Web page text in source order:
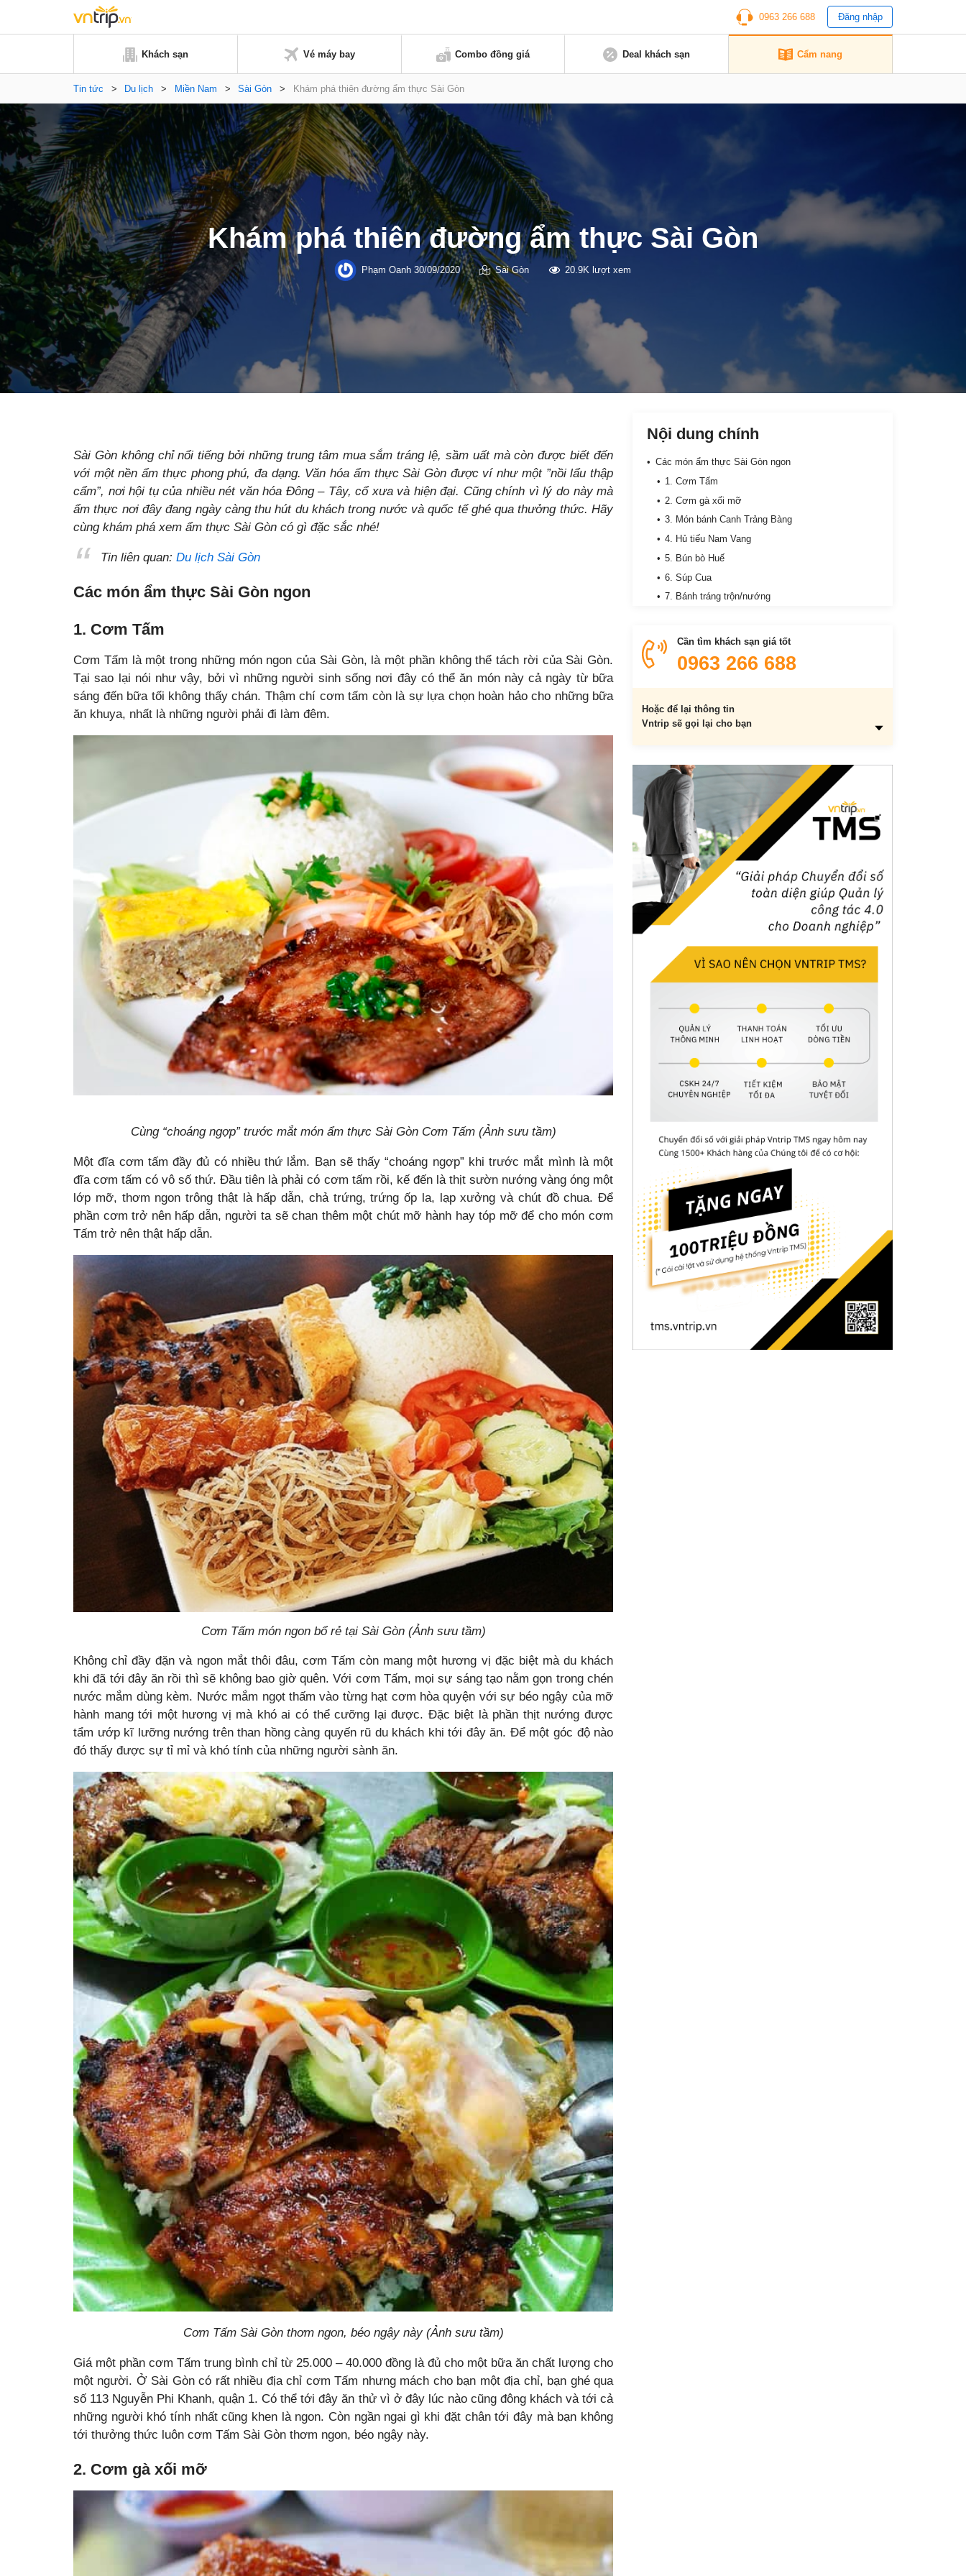
0963 266 688 Đăng nhập
Khách sạn Vé máy bay Combo đồng giá Deal khách sạn Cẩm nang
Tin tức > Du lịch > Miền Nam > Sài Gòn > Khám phá thiên đường ẩm thực Sài Gòn
Khám phá thiên đường ẩm thực Sài Gòn
Phạm Oanh30/09/2020 Sài Gòn 20.9K lượt xem
Sài Gòn không chỉ nổi tiếng bởi những trung tâm mua sắm tráng lệ, sầm uất mà còn được biết đến
với một nền ẩm thực phong phú, đa dạng. Văn hóa ẩm thực Sài Gòn được ví như một ”nồi lẩu thập
cẩm”, nơi hội tụ của nhiều nét văn hóa Đông – Tây, cổ xưa và hiện đại. Cũng chính vì lý do này mà
ẩm thực nơi đây đang ngày càng thu hút du khách trong nước và quốc tế ghé qua thưởng thức. Hãy
cùng khám phá xem ẩm thực Sài Gòn có gì đặc sắc nhé!
Tin liên quan:Du lịch Sài Gòn
Các món ẩm thực Sài Gòn ngon
1. Cơm Tấm
Cơm Tấm là một trong những món ngon của Sài Gòn, là một phần không thể tách rời của Sài Gòn.
Tại sao lại nói như vậy, bởi vì những người sinh sống nơi đây có thể ăn món này cả ngày từ bữa
sáng đến bữa tối không thấy chán. Thậm chí cơm tấm còn là sự lựa chọn hoàn hảo cho những bữa
ăn khuya, nhất là những người phải đi làm đêm.
Cùng “choáng ngợp” trước mắt món ẩm thực Sài Gòn Cơm Tấm (Ảnh sưu tầm)
Một đĩa cơm tấm đầy đủ có nhiều thứ lắm. Bạn sẽ thấy “choáng ngợp” khi trước mắt mình là một
đĩa cơm tấm có vô số thứ. Đầu tiên là phải có cơm tấm rồi, kế đến là thịt sườn nướng vàng óng một
lớp mỡ, thơm ngon trông thật là hấp dẫn, chả trứng, trứng ốp la, lạp xưởng và chút đồ chua. Để
phần cơm trở nên hấp dẫn, người ta sẽ chan thêm một chút mỡ hành hay tóp mỡ để cho món cơm
Tấm trở nên thật hấp dẫn.
Cơm Tấm món ngon bổ rẻ tại Sài Gòn (Ảnh sưu tầm)
Không chỉ đầy đặn và ngon mắt thôi đâu, cơm Tấm còn mang một hương vị đặc biệt mà du khách
khi đã tới đây ăn rồi thì sẽ không bao giờ quên. Với cơm Tấm, mọi sự sáng tạo nằm gọn trong chén
nước mắm dùng kèm. Nước mắm ngọt thấm vào từng hạt cơm hòa quyện với sự béo ngậy của mỡ
hành mang tới một hương vị mà khó ai có thể cưỡng lại được. Đặc biệt là phần thịt nướng được
tẩm ướp kĩ lưỡng nướng trên than hồng càng quyến rũ du khách khi tới đây ăn. Để một góc độ nào
đó thấy được sự tỉ mỉ và khó tính của những người sành ăn.
Cơm Tấm Sài Gòn thơm ngon, béo ngậy này (Ảnh sưu tầm)
Giá một phần cơm Tấm trung bình chỉ từ 25.000 – 40.000 đồng là đủ cho một bữa ăn chất lượng cho
một người. Ở Sài Gòn có rất nhiều địa chỉ cơm Tấm nhưng mách cho bạn một địa chỉ, bạn ghé qua
số 113 Nguyễn Phi Khanh, quận 1. Có thể tới đây ăn thử vì ở đây lúc nào cũng đông khách và tới cả
những người khó tính nhất cũng khen là ngon. Còn ngần ngại gì khi đặt chân tới đây mà bạn không
tới thưởng thức luôn cơm Tấm Sài Gòn thơm ngon, béo ngậy này.
2. Cơm gà xối mỡ
Nội dung chính
Các món ẩm thực Sài Gòn ngon
1. Cơm Tấm
2. Cơm gà xối mỡ
3. Món bánh Canh Trảng Bàng
4. Hủ tiếu Nam Vang
5. Bún bò Huế
6. Súp Cua
7. Bánh tráng trộn/nướng
9. Phá Lấu Sài Gòn
10. Bò Bía
11. Món Gỏi cuốn
13. Bắp xào Sài Gòn
14. Chè
Cần tìm khách sạn giá tốt
0963 266 688
Hoặc để lại thông tin
Vntrip sẽ gọi lại cho bạn